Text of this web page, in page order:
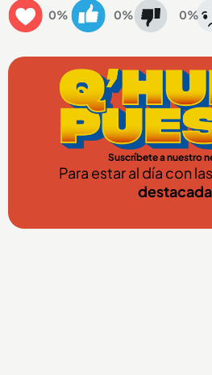
0% 0% 0%
Suscríbete a nuestro
Para estar al día con las